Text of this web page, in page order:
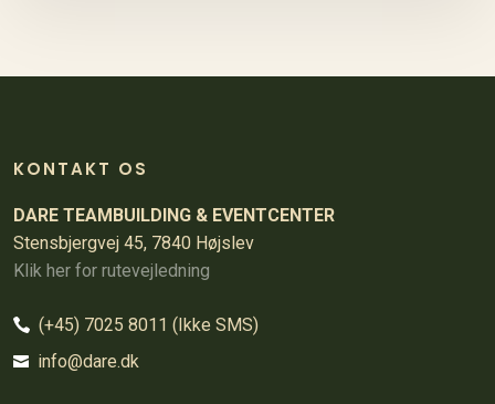
KONTAKT OS
DARE TEAMBUILDING & EVENTCENTER
Stensbjergvej 45, 7840 Højslev
Klik her for rutevejledning
(+45) 7025 8011 (Ikke SMS)
info@dare.dk